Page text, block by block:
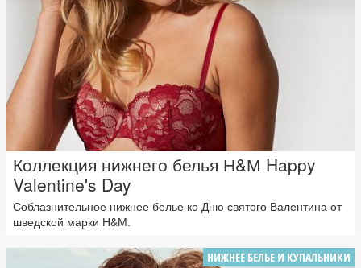
Коллекция нижнего белья Н&М Happy
Valentine's Day
Соблазнительное нижнее белье ко Дню святого Валентина от
шведской марки Н&М.
НИЖНЕЕ БЕЛЬЕ И КУПАЛЬНИКИ